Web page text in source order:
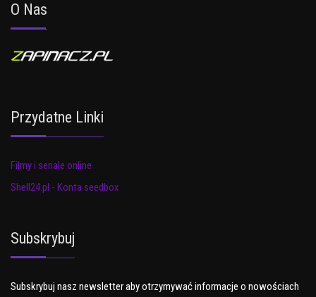
O Nas
Przydatne Linki
Filmy i seriale online
Shell24.pl - Konta seedbox
Subskrybuj
Subskrybuj nasz newsletter aby otrzymywać informacje o nowościach